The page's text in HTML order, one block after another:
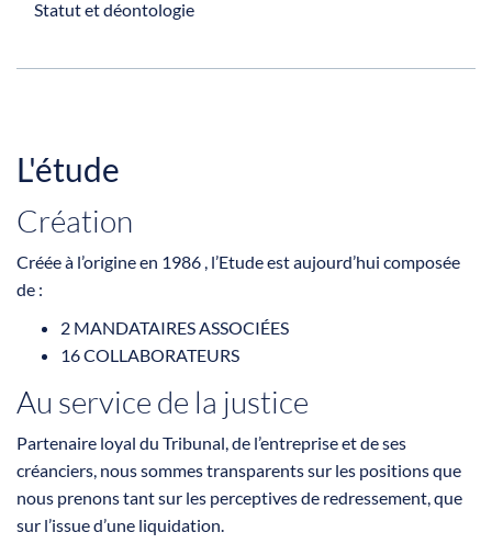
Statut et déontologie
L'étude
Création
Créée à l’origine en 1986 , l’Etude est aujourd’hui composée
de :
2 MANDATAIRES ASSOCIÉES
16 COLLABORATEURS
Au service de la justice
Partenaire loyal du Tribunal, de l’entreprise et de ses
créanciers, nous sommes transparents sur les positions que
nous prenons tant sur les perceptives de redressement, que
sur l’issue d’une liquidation.